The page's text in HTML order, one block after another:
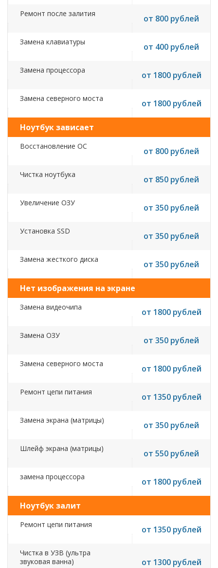
Ремонт после залития от 800 рублей
Замена клавиатуры от 400 рублей
Замена процессора от 1800 рублей
Замена северного моста от 1800 рублей
Ноутбук зависает
Восстановление ОС от 800 рублей
Чистка ноутбука от 850 рублей
Увеличение ОЗУ от 350 рублей
Установка SSD от 350 рублей
Замена жесткого диска от 350 рублей
Нет изображения на экране
Замена видеочипа от 1800 рублей
Замена ОЗУ от 350 рублей
Замена северного моста от 1800 рублей
Ремонт цепи питания от 1350 рублей
Замена экрана (матрицы) от 350 рублей
Шлейф экрана (матрицы) от 550 рублей
замена процессора от 1800 рублей
Ноутбук залит
Ремонт цепи питания от 1350 рублей
Чистка в УЗВ (ультра
звуковая ванна)
от 1300 рублей